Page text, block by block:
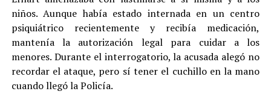
niños. Aunque había estado internada en un centro
psiquiátrico recientemente y recibía medicación,
mantenía la autorización legal para cuidar a los
menores. Durante el interrogatorio, la acusada alegó no
recordar el ataque, pero sí tener el cuchillo en la mano
cuando llegó la Policía.